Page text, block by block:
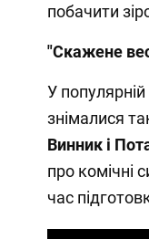
побачити
"Скажене
У
знімалися
Винник і
про комічні
час